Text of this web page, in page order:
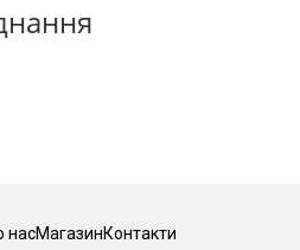
насМагазинКонтакти